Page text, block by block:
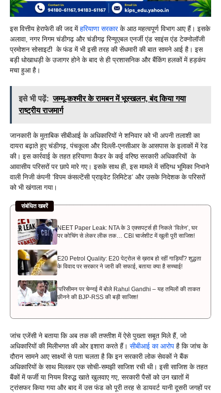
इस वित्तीय हेराफेरी की जद मेंहरियाणा सरकारके आठ महत्वपूर्ण विभाग आए हैं। इसके
अलावा, नगर निगम चंडीगढ़ और चंडीगढ़ रिन्यूएबल एनर्जी एंड साइंस एंड टेक्नोलॉजी
प्रमोशन सोसाइटी के फंड में भी इसी तरह की सेंधमारी की बात सामने आई है। इस
बड़ी धोखाधड़ी के उजागर होने के बाद से ही प्रशासनिक और बैंकिंग हलकों में हड़कंप
मचा हुआ है।
इसे भी पढ़ें: जम्मू-कश्मीर के रामबन में भूस्खलन, बंद किया गया
राष्ट्रीय राजमार्ग
जानकारी के मुताबिक सीबीआई के अधिकारियों ने शनिवार को भी अपनी तलाशी का
दायरा बढ़ाते हुए चंडीगढ़, पंचकूला और दिल्ली-एनसीआर के आसपास के इलाकों में रेड
की। इस कार्रवाई के तहत हरियाणा कैडर के कई वरिष्ठ सरकारी अधिकारियों के
आवासीय परिसरों पर छापे मारे गए। इसके साथ ही, इस मामले में संदिग्ध भूमिका निभाने
वाली निजी कंपनी ‘विपम कंसल्टेंसी प्राइवेट लिमिटेड’ और उसके निदेशक के परिसरों
को भी खंगाला गया।
संबंधित खबरें
NEET Paper Leak: NTA के 3 एक्सपर्ट्स ही निकले ‘विलेन’, घर
पर कोचिंग से लेकर लीक तक… CBI चार्जशीट में खुली पूरी साजिश!
E20 Petrol Quality: E20 पेट्रोल से ख़राब हो रहीं गाड़ियाँ? शुद्धता
के विवाद पर सरकार ने जारी की सफाई, बताया क्या है सच्चाई!
‘परिसीमन पर चेन्नई में बोले Rahul Gandhi – यह तमिलों की ताकत
छीनने की BJP-RSS की बड़ी साजिश!
जांच एजेंसी ने बताया कि अब तक की तफ्तीश में ऐसे पुख्ता सबूत मिले हैं, जो
अधिकारियों की मिलीभगत की ओर इशारा करते हैं। सीबीआई का आरोप है कि जांच के
दौरान सामने आए साक्ष्यों से पता चलता है कि इन सरकारी लोक सेवकों ने बैंक
अधिकारियों के साथ मिलकर एक सोची-समझी साजिश रची थी। इसी साजिश के तहत
बैंकों में फर्जी या नियम विरुद्ध खाते खुलवाए गए, सरकारी पैसों को उन खातों में
ट्रांसफर किया गया और बाद में उस फंड को पूरी तरह से डायवर्ट यानी दूसरी जगहों पर